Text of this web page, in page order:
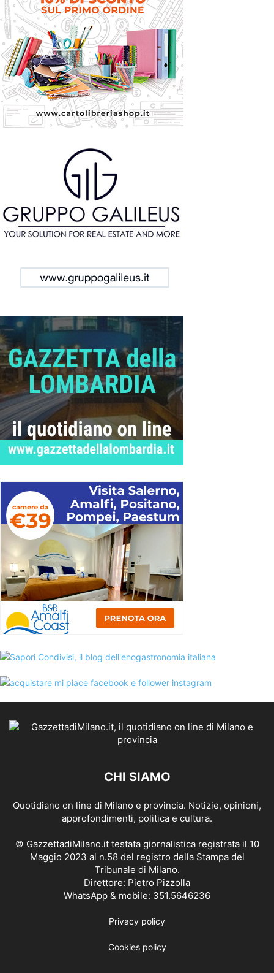
CHI SIAMO
Quotidiano on line di Milano e provincia. Notizie, opinioni,
approfondimenti, politica e cultura.
© GazzettadiMilano.it testata giornalistica registrata il 10
Maggio 2023 al n.58 del registro della Stampa del
Tribunale di Milano.
Direttore: Pietro Pizzolla
WhatsApp & mobile: 351.5646236
Privacy policy
Cookies policy